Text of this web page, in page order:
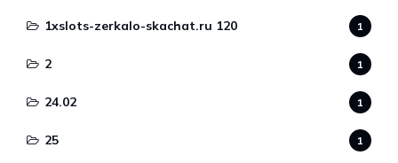
1xslots-zerkalo-skachat.ru 120 1
2 1
24.02 1
25 1